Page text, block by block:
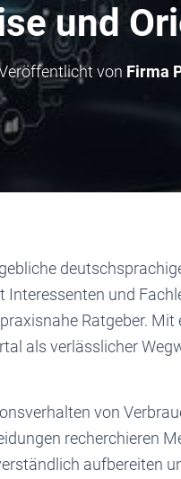
und
von Firma
und
Ratgeber.
als verlässlicher
von
recherchieren
aufbereiten